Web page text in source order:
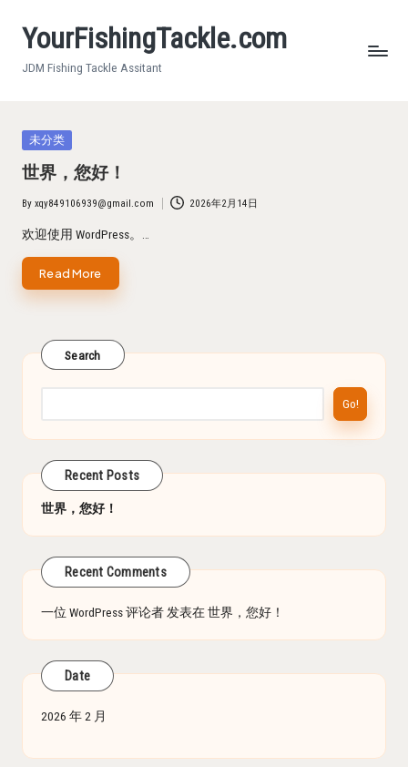
YourFishingTackle.com
JDM Fishing Tackle Assitant
Posted
未分类
世界，您好！
Posted
by
By xqy849106939@gmail.com 2026年2月14日
欢迎使用 WordPress。…
Read More
Search
Go!
Recent Posts
世界，您好！
Recent Comments
一位 WordPress 评论者 发表在世界，您好！
Date
2026 年 2 月